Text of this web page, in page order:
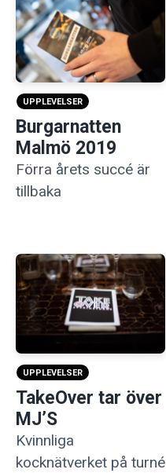
UPPLEVELSER
Burgarnatten
Malmö 2019
Förra årets succé är
tillbaka
UPPLEVELSER
TakeOver tar över
MJ’S
Kvinnliga
kocknätverket på turné